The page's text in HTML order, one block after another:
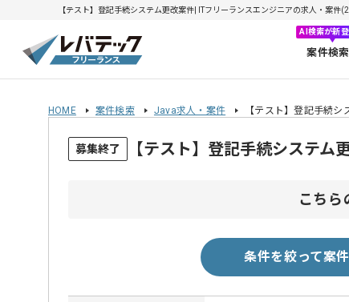
【テスト】登記手続システム更改案件| ITフリーランスエンジニアの求人・案件
AI検索が新登
案件検索
HOME 案件検索 Java求人・案件 【テスト】登記手続シ
募集終了 【テスト】登記手続システム
こちら
条件を絞って案